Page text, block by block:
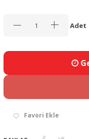
Adet
Favori Ekle